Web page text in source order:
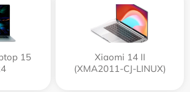
15
Xiaomi 14 II
(XMA2011-CJ-LINUX)